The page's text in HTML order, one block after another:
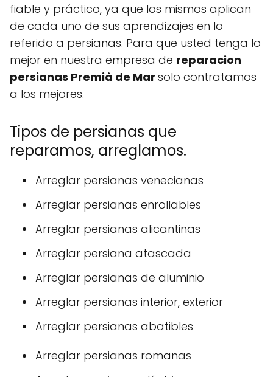
fiable y práctico, ya que los mismos aplican
de cada uno de sus aprendizajes en lo
referido a persianas. Para que usted tenga lo
mejor en nuestra empresa de reparacion
persianas Premià de Mar solo contratamos
a los mejores.
Tipos de persianas que
reparamos, arreglamos.
Arreglar persianas venecianas
Arreglar persianas enrollables
Arreglar persianas alicantinas
Arreglar persiana atascada
Arreglar persianas de aluminio
Arreglar persianas interior, exterior
Arreglar persianas abatibles
Arreglar persianas romanas